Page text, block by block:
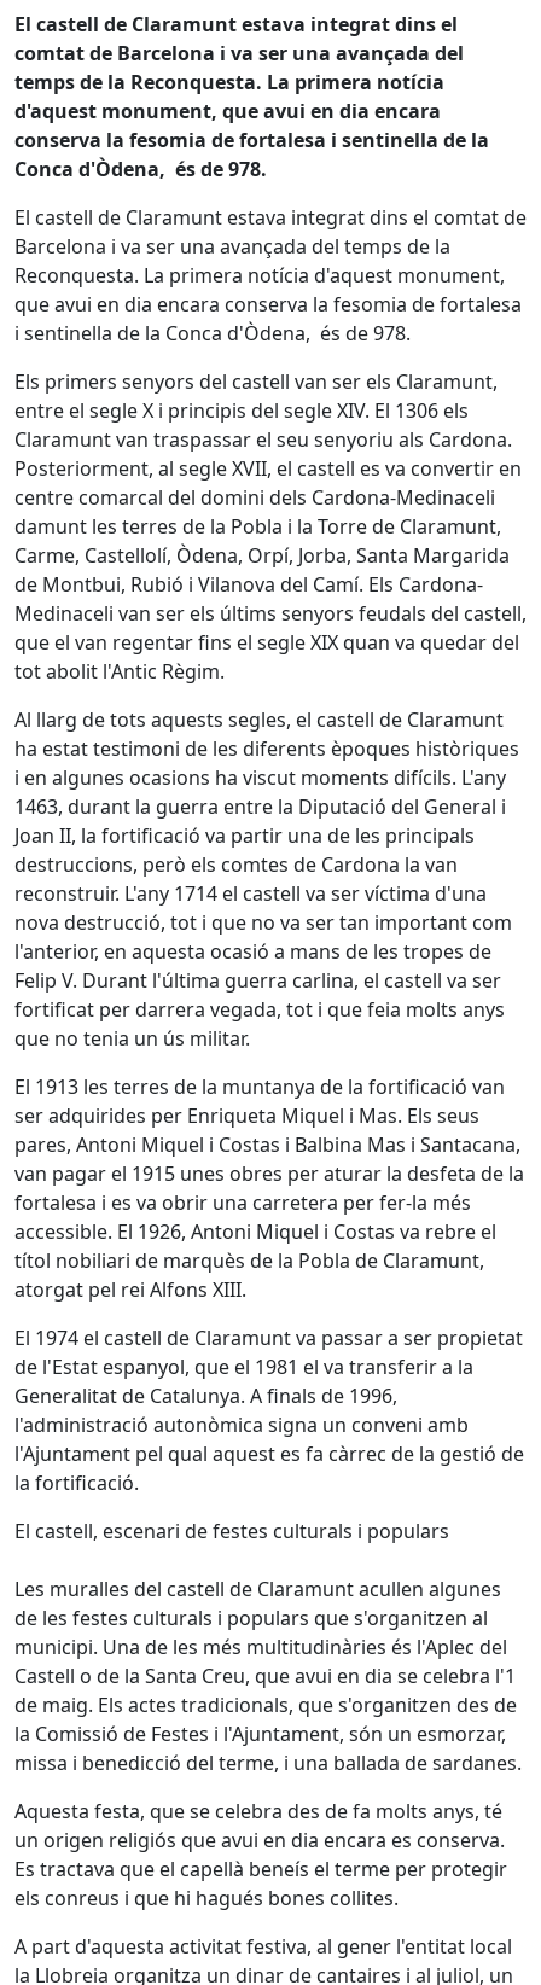
El castell de Claramunt estava integrat dins el
comtat de Barcelona i va ser una avançada del
temps de la Reconquesta. La primera notícia
d'aquest monument, que avui en dia encara
conserva la fesomia de fortalesa i sentinella de la
Conca d'Òdena, és de 978.
El castell de Claramunt estava integrat dins el comtat de
Barcelona i va ser una avançada del temps de la
Reconquesta. La primera notícia d'aquest monument,
que avui en dia encara conserva la fesomia de fortalesa
i sentinella de la Conca d'Òdena, és de 978.
Els primers senyors del castell van ser els Claramunt,
entre el segle X i principis del segle XIV. El 1306 els
Claramunt van traspassar el seu senyoriu als Cardona.
Posteriorment, al segle XVII, el castell es va convertir en
centre comarcal del domini dels Cardona-Medinaceli
damunt les terres de la Pobla i la Torre de Claramunt,
Carme, Castellolí, Òdena, Orpí, Jorba, Santa Margarida
de Montbui, Rubió i Vilanova del Camí. Els Cardona-
Medinaceli van ser els últims senyors feudals del castell,
que el van regentar fins el segle XIX quan va quedar del
tot abolit l'Antic Règim.
Al llarg de tots aquests segles, el castell de Claramunt
ha estat testimoni de les diferents èpoques històriques
i en algunes ocasions ha viscut moments difícils. L'any
1463, durant la guerra entre la Diputació del General i
Joan II, la fortificació va partir una de les principals
destruccions, però els comtes de Cardona la van
reconstruir. L'any 1714 el castell va ser víctima d'una
nova destrucció, tot i que no va ser tan important com
l'anterior, en aquesta ocasió a mans de les tropes de
Felip V. Durant l'última guerra carlina, el castell va ser
fortificat per darrera vegada, tot i que feia molts anys
que no tenia un ús militar.
El 1913 les terres de la muntanya de la fortificació van
ser adquirides per Enriqueta Miquel i Mas. Els seus
pares, Antoni Miquel i Costas i Balbina Mas i Santacana,
van pagar el 1915 unes obres per aturar la desfeta de la
fortalesa i es va obrir una carretera per fer-la més
accessible. El 1926, Antoni Miquel i Costas va rebre el
títol nobiliari de marquès de la Pobla de Claramunt,
atorgat pel rei Alfons XIII.
El 1974 el castell de Claramunt va passar a ser propietat
de l'Estat espanyol, que el 1981 el va transferir a la
Generalitat de Catalunya. A finals de 1996,
l'administració autonòmica signa un conveni amb
l'Ajuntament pel qual aquest es fa càrrec de la gestió de
la fortificació.
El castell, escenari de festes culturals i populars
Les muralles del castell de Claramunt acullen algunes
de les festes culturals i populars que s'organitzen al
municipi. Una de les més multitudinàries és l'Aplec del
Castell o de la Santa Creu, que avui en dia se celebra l'1
de maig. Els actes tradicionals, que s'organitzen des de
la Comissió de Festes i l'Ajuntament, són un esmorzar,
missa i benedicció del terme, i una ballada de sardanes.
Aquesta festa, que se celebra des de fa molts anys, té
un origen religiós que avui en dia encara es conserva.
Es tractava que el capellà beneís el terme per protegir
els conreus i que hi hagués bones collites.
A part d'aquesta activitat festiva, al gener l'entitat local
la Llobreia organitza un dinar de cantaires i al juliol, un